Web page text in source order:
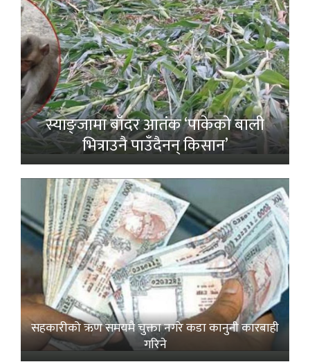
स्याङ्जामा बाँदर आतंक ‘पाकेको बाली
भित्राउनै पाउँदैनन् किसान’
सहकारीको ऋण समयमै चुक्ता नगरे कडा कानुनी कारबाही
गरिने